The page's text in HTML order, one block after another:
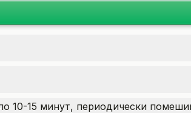
10-15 минут, периодически